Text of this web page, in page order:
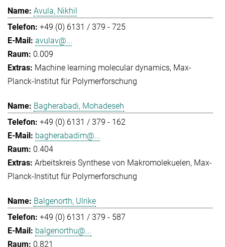
Avula, Nikhil
+49 (0) 6131 / 379 - 725
avulav@...
0.009
Machine learning molecular dynamics Max-
Planck-Institut für Polymerforschung
Bagherabadi, Mohadeseh
+49 (0) 6131 / 379 - 162
bagherabadim@...
0.404
Arbeitskreis Synthese von Makromolekuelen Max-
Planck-Institut für Polymerforschung
Balgenorth, Ulrike
+49 (0) 6131 / 379 - 587
balgenorthu@...
0.821